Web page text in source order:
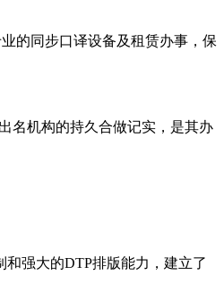
的同步口译设备及租赁办事，保
名机构的持久合做记实，是其办
强大的DTP排版能力，建立了